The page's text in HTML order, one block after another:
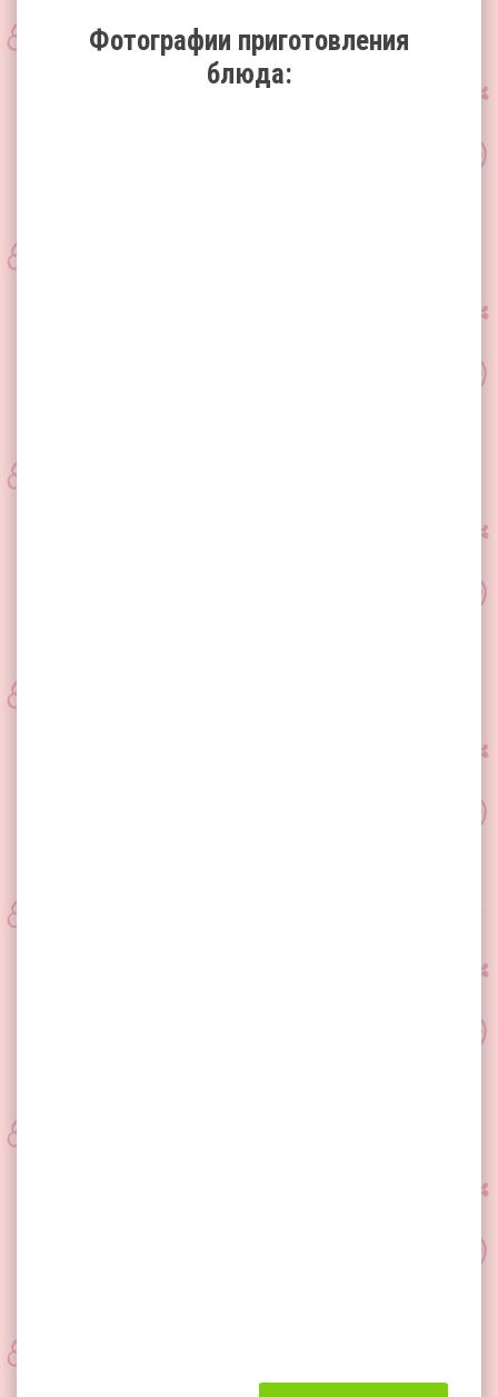
Фотографии приготовления
блюда: